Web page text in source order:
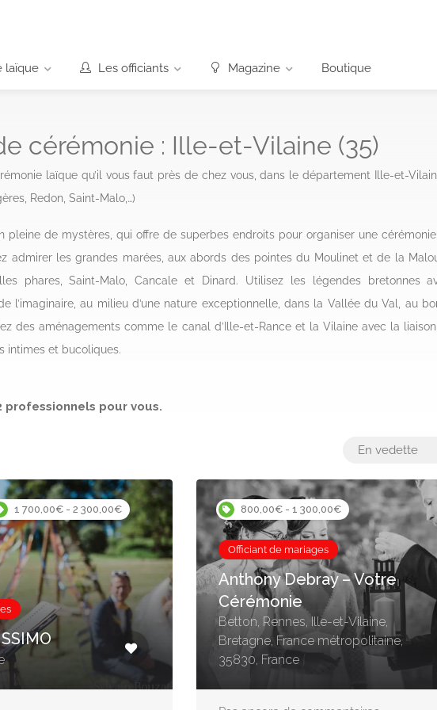
laïque Les officiants Magazine Boutique
cérémonie : Ille-et-Vilaine (35)
laïque qu’il vous faut près de chez vous, dans le département Ille-et-
Redon, Saint-Malo,…)
pleine de mystères, qui offre de superbes endroits pour organiser une
admirer les grandes marées, aux abords des pointes du Moulinet et de la
phares, Saint-Malo, Cancale et Dinard. Utilisez les légendes bretonnes
l’imaginaire, au milieu d’une nature exceptionnelle, dans la Vallée du Val, au
des aménagements comme le canal d’Ille-et-Rance et la Vilaine avec la
intimes et bucoliques.
professionnels pour vous.
1 700,00€ - 2 300,00€ 800,00€ - 1 300,00€
Officiant de mariages
Anthony Debray – Votre
Cérémonie
Betton, Rennes, Ille-et-Vilaine,
Bretagne, France métropolitaine,
35830, France